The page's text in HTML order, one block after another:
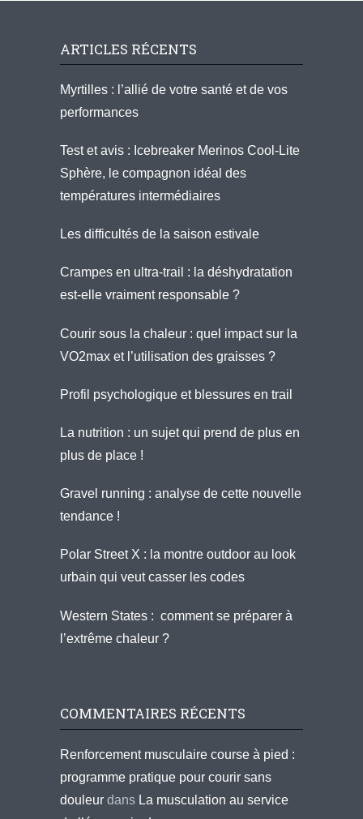
ARTICLES RÉCENTS
Myrtilles : l’allié de votre santé et de vos
performances
Test et avis : Icebreaker Merinos Cool-Lite
Sphère, le compagnon idéal des
températures intermédiaires
Les difficultés de la saison estivale
Crampes en ultra-trail : la déshydratation
est-elle vraiment responsable ?
Courir sous la chaleur : quel impact sur la
VO2max et l’utilisation des graisses ?
Profil psychologique et blessures en trail
La nutrition : un sujet qui prend de plus en
plus de place !
Gravel running : analyse de cette nouvelle
tendance !
Polar Street X : la montre outdoor au look
urbain qui veut casser les codes
Western States : comment se préparer à
l’extrême chaleur ?
COMMENTAIRES RÉCENTS
Renforcement musculaire course à pied :
programme pratique pour courir sans
douleur dans La musculation au service